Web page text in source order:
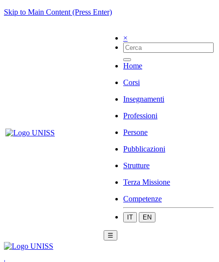
Skip to Main Content (Press Enter)
×
Home
Corsi
Insegnamenti
Professioni
Persone
Pubblicazioni
Strutture
Terza Missione
Competenze
IT EN
☰